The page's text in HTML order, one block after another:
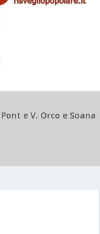
Pont e V. Orco e Soana